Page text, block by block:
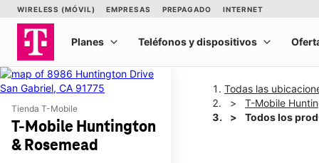
Tienda T-Mobile
T-Mobile Huntington
& Rosemead
Todas las
T-Mobile
Todos los